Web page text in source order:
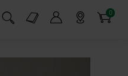
Suchfeld einblenden
Markt-Angebote 0
Artikel